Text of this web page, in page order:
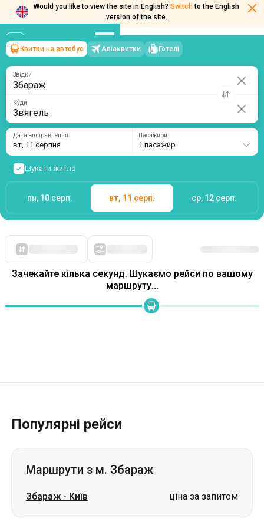
Would you like to view the site in English? Switch to the English
version of the site.
Збараж
Квитки на автобус Авіаквитки Готелі
Куди
Дата відправлення
вт, 11 серпня
Шукати житло
Зачекайте кілька секунд. Шукаємо рейси по вашому
маршруту...
Популярні рейси
Маршрути з м. Збараж
Збараж - Київ ціна за запитом